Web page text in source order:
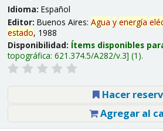
Idioma: Español
Editor: Buenos Aires: Agua y energía
estado, 1988
Disponibilidad: Ítems disponibles
topográfica: 621.374.5/A282/v.3 (1).
Hacer
Agregar al